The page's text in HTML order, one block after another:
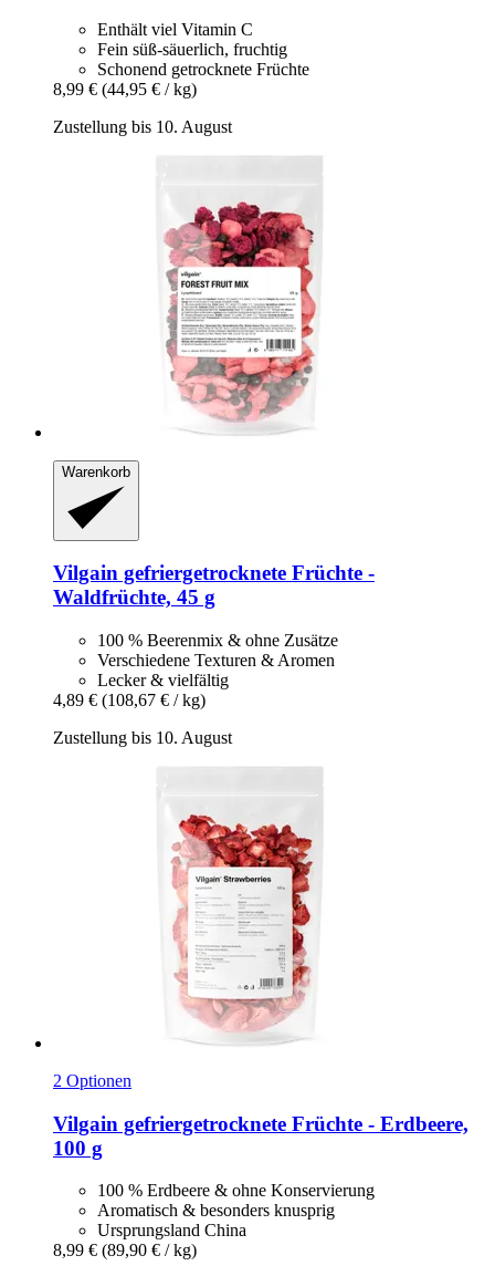
Enthält viel Vitamin C
Fein süß-säuerlich, fruchtig
Schonend getrocknete Früchte
8,99 € (44,95 € / kg)
Zustellung bis 10. August
Warenkorb
Vilgain gefriergetrocknete Früchte -​
Waldfrüchte, 45 g
100 % Beerenmix & ohne Zusätze
Verschiedene Texturen & Aromen
Lecker & vielfältig
4,89 € (108,67 € / kg)
Zustellung bis 10. August
2 Optionen
Vilgain gefriergetrocknete Früchte -​ Erdbeere,
100 g
100 % Erdbeere & ohne Konservierung
Aromatisch & besonders knusprig
Ursprungsland China
8,99 € (89,90 € / kg)